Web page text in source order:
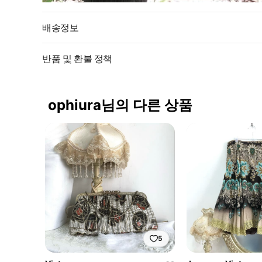
배송정보
반품 및 환불 정책
ophiura님의 다른 상품
5